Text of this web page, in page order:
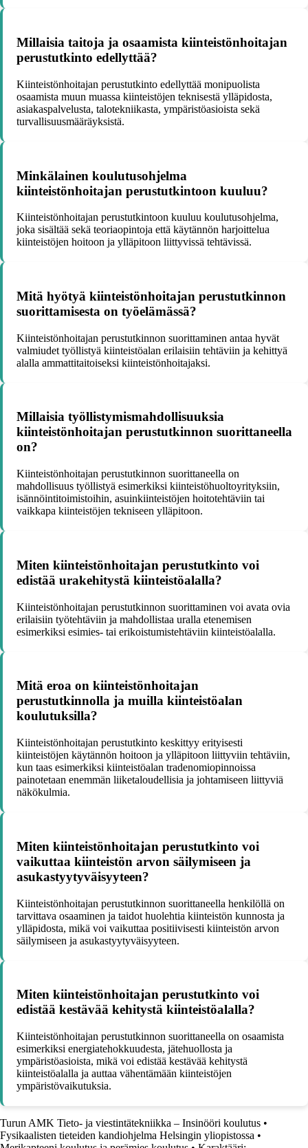
Millaisia taitoja ja osaamista kiinteistönhoitajan
perustutkinto edellyttää?
Kiinteistönhoitajan perustutkinto edellyttää monipuolista
osaamista muun muassa kiinteistöjen teknisestä ylläpidosta,
asiakaspalvelusta, talotekniikasta, ympäristöasioista sekä
turvallisuusmääräyksistä.
Minkälainen koulutusohjelma
kiinteistönhoitajan perustutkintoon kuuluu?
Kiinteistönhoitajan perustutkintoon kuuluu koulutusohjelma,
joka sisältää sekä teoriaopintoja että käytännön harjoittelua
kiinteistöjen hoitoon ja ylläpitoon liittyvissä tehtävissä.
Mitä hyötyä kiinteistönhoitajan perustutkinnon
suorittamisesta on työelämässä?
Kiinteistönhoitajan perustutkinnon suorittaminen antaa hyvät
valmiudet työllistyä kiinteistöalan erilaisiin tehtäviin ja kehittyä
alalla ammattitaitoiseksi kiinteistönhoitajaksi.
Millaisia työllistymismahdollisuuksia
kiinteistönhoitajan perustutkinnon suorittaneella
on?
Kiinteistönhoitajan perustutkinnon suorittaneella on
mahdollisuus työllistyä esimerkiksi kiinteistöhuoltoyrityksiin,
isännöintitoimistoihin, asuinkiinteistöjen hoitotehtäviin tai
vaikkapa kiinteistöjen tekniseen ylläpitoon.
Miten kiinteistönhoitajan perustutkinto voi
edistää urakehitystä kiinteistöalalla?
Kiinteistönhoitajan perustutkinnon suorittaminen voi avata ovia
erilaisiin työtehtäviin ja mahdollistaa uralla etenemisen
esimerkiksi esimies- tai erikoistumistehtäviin kiinteistöalalla.
Mitä eroa on kiinteistönhoitajan
perustutkinnolla ja muilla kiinteistöalan
koulutuksilla?
Kiinteistönhoitajan perustutkinto keskittyy erityisesti
kiinteistöjen käytännön hoitoon ja ylläpitoon liittyviin tehtäviin,
kun taas esimerkiksi kiinteistöalan tradenomiopinnoissa
painotetaan enemmän liiketaloudellisia ja johtamiseen liittyviä
näkökulmia.
Miten kiinteistönhoitajan perustutkinto voi
vaikuttaa kiinteistön arvon säilymiseen ja
asukastyytyväisyyteen?
Kiinteistönhoitajan perustutkinnon suorittaneella henkilöllä on
tarvittava osaaminen ja taidot huolehtia kiinteistön kunnosta ja
ylläpidosta, mikä voi vaikuttaa positiivisesti kiinteistön arvon
säilymiseen ja asukastyytyväisyyteen.
Miten kiinteistönhoitajan perustutkinto voi
edistää kestävää kehitystä kiinteistöalalla?
Kiinteistönhoitajan perustutkinnon suorittaneella on osaamista
esimerkiksi energiatehokkuudesta, jätehuollosta ja
ympäristöasioista, mikä voi edistää kestävää kehitystä
kiinteistöalalla ja auttaa vähentämään kiinteistöjen
ympäristövaikutuksia.
Turun AMK Tieto- ja viestintätekniikka – Insinööri koulutus •
Fysikaalisten tieteiden kandiohjelma Helsingin yliopistossa •